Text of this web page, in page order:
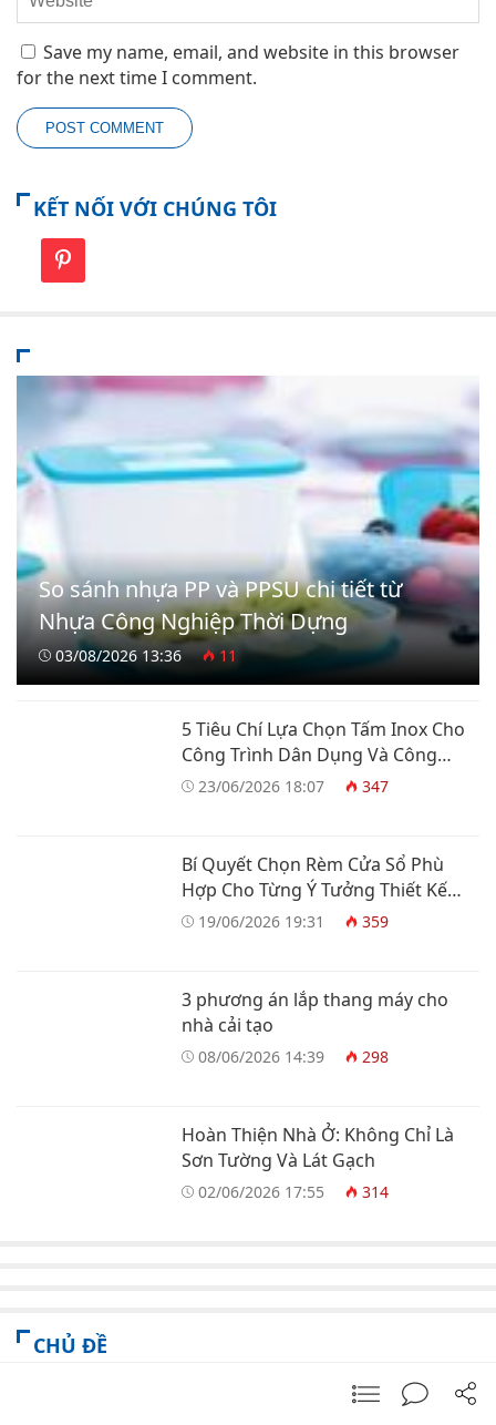
Save my name, email, and website in this browser
for the next time I comment.
KẾT NỐI VỚI CHÚNG TÔI
So sánh nhựa PP và PPSU chi tiết từ
Nhựa Công Nghiệp Thời Dựng
03/08/2026 13:36 11
5 Tiêu Chí Lựa Chọn Tấm Inox Cho
Công Trình Dân Dụng Và Công
Nghiệp
23/06/2026 18:07 347
Bí Quyết Chọn Rèm Cửa Sổ Phù
Hợp Cho Từng Ý Tưởng Thiết Kế
Nhà Ở
19/06/2026 19:31 359
3 phương án lắp thang máy cho
nhà cải tạo
08/06/2026 14:39 298
Hoàn Thiện Nhà Ở: Không Chỉ Là
Sơn Tường Và Lát Gạch
02/06/2026 17:55 314
CHỦ ĐỀ
Giới thiệu